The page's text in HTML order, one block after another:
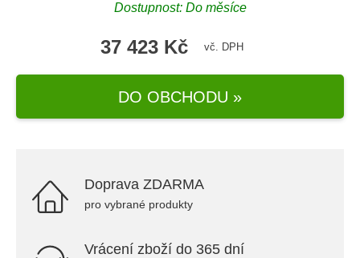
Dostupnost: Do měsíce
37 423 Kč vč. DPH
DO OBCHODU »
Doprava ZDARMA
pro vybrané produkty
Vrácení zboží do 365 dní